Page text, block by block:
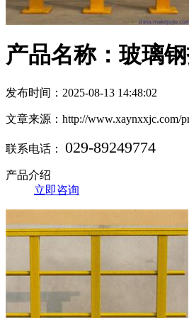
产品名称：玻璃
发布时间：2025-08-13 14:48:02
文章来源：http://www.xaynxxjc.com/
联系电话： 029-89249774
产品介绍
立即咨询